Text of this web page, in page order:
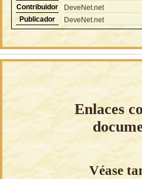
Contribuidor
DeveNet.net
Publicador
DeveNet.net
Enlaces
Véase